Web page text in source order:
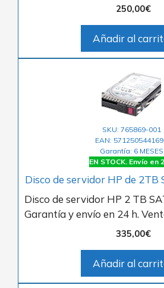
250,00€
Añadir al
SKU: 765869-001
EAN:
Garantía: 6 MESES
EN STOCK. Envío en
Disco de servidor HP de 2TB
Disco de servidor HP 2 TB
Garantía y envío en 24 h.
335,00€
Añadir al